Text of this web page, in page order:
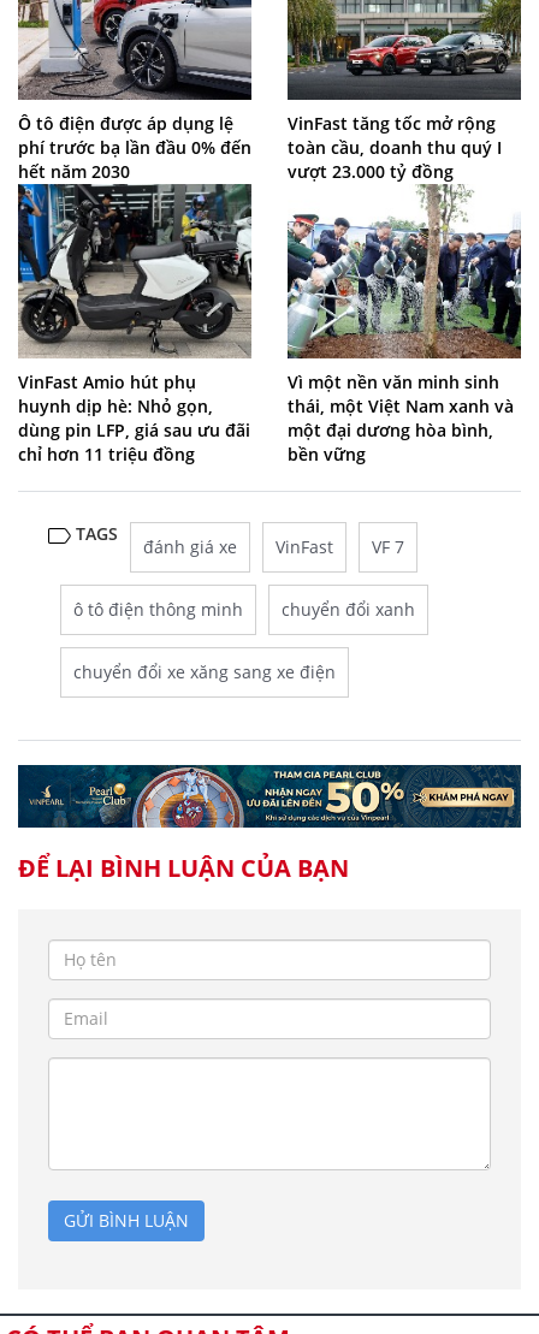
Ô tô điện được áp dụng lệ
phí trước bạ lần đầu 0% đến
hết năm 2030
VinFast tăng tốc mở rộng
toàn cầu, doanh thu quý I
vượt 23.000 tỷ đồng
VinFast Amio hút phụ
huynh dịp hè: Nhỏ gọn,
dùng pin LFP, giá sau ưu đãi
chỉ hơn 11 triệu đồng
Vì một nền văn minh sinh
thái, một Việt Nam xanh và
một đại dương hòa bình,
bền vững
TAGS
đánh giá xe VinFast VF 7
ô tô điện thông minh chuyển đổi xanh
chuyển đổi xe xăng sang xe điện
ĐỂ LẠI BÌNH LUẬN CỦA BẠN
GỬI BÌNH LUẬN